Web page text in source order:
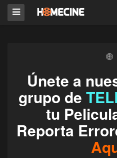
Únete a
grupo de
tu
Reporta